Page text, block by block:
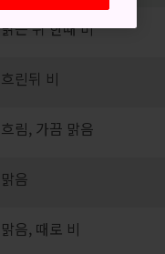
맑은 뒤 한때 비
흐린뒤 비
흐림, 가끔 맑음
맑음
맑음, 때로 비